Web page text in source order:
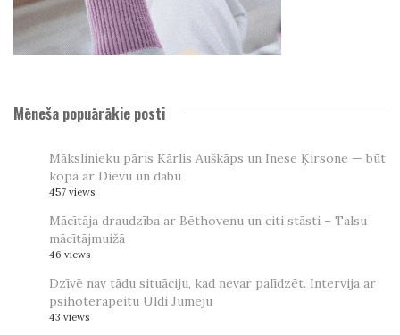
Mēneša popuārākie posti
Mākslinieku pāris Kārlis Auškāps un Inese Ķirsone — būt
kopā ar Dievu un dabu
457 views
Mācītāja draudzība ar Bēthovenu un citi stāsti – Talsu
mācītājmuižā
46 views
Dzīvē nav tādu situāciju, kad nevar palīdzēt. Intervija ar
psihoterapeitu Uldi Jumeju
43 views